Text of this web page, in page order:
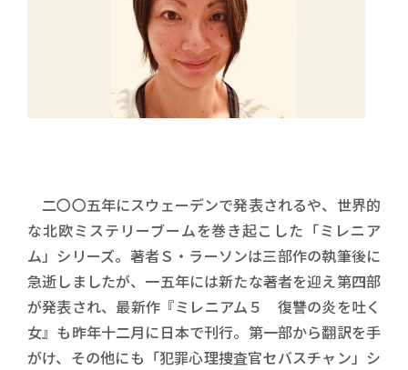
二〇〇五年にスウェーデンで発表されるや、世界的
な北欧ミステリーブームを巻き起こした「ミレニア
ム」シリーズ。著者Ｓ・ラーソンは三部作の執筆後に
急逝しましたが、一五年には新たな著者を迎え第四部
が発表され、最新作『ミレニアム５ 復讐の炎を吐く
女』も昨年十二月に日本で刊行。第一部から翻訳を手
がけ、その他にも「犯罪心理捜査官セバスチャン」シ